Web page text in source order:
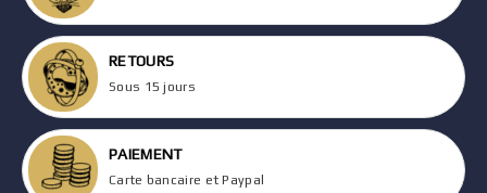
RETOURS
Sous 15 jours
PAIEMENT
Carte bancaire et Paypal